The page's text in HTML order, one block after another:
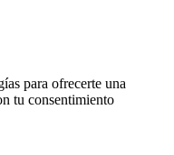
para ofrecerte una
tu consentimiento